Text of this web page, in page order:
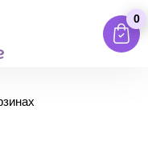
0